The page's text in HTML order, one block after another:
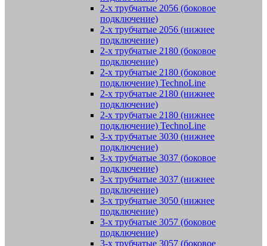
2-х трубчатые 2056 (боковое
подключение)
2-х трубчатые 2056 (нижнее
подключение)
2-х трубчатые 2180 (боковое
подключение)
2-х трубчатые 2180 (боковое
подключение) TechnoLine
2-х трубчатые 2180 (нижнее
подключение)
2-х трубчатые 2180 (нижнее
подключение) TechnoLine
3-х трубчатые 3030 (нижнее
подключение)
3-х трубчатые 3037 (боковое
подключение)
3-х трубчатые 3037 (нижнее
подключение)
3-х трубчатые 3050 (нижнее
подключение)
3-х трубчатые 3057 (боковое
подключение)
3-х трубчатые 3057 (боковое